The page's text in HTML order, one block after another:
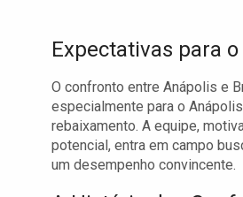
Expectativas para
O confronto entre Anápolis e
especialmente para o
rebaixamento. A equipe,
potencial, entra em campo
um desempenho convincente.